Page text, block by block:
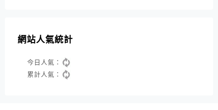
網站人氣統計
今日人氣：
累計人氣：